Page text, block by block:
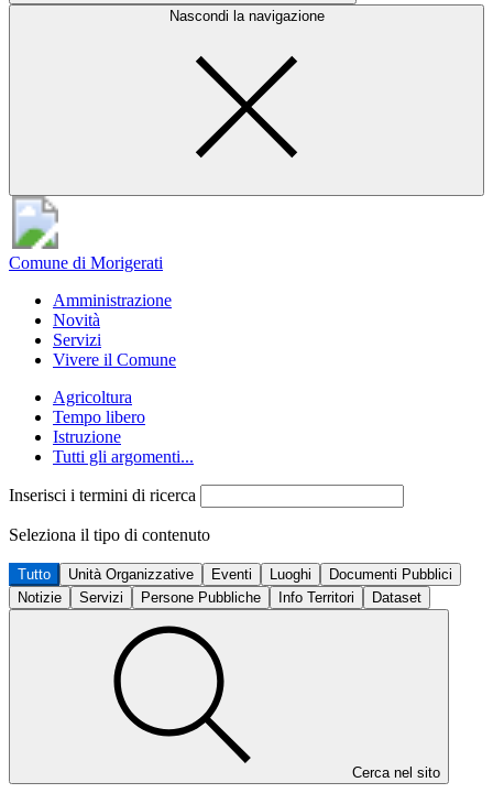
Nascondi la navigazione
Comune di Morigerati
Amministrazione
Novità
Servizi
Vivere il Comune
Agricoltura
Tempo libero
Istruzione
Tutti gli argomenti...
Inserisci i termini di ricerca
Seleziona il tipo di contenuto
Tutto Unità Organizzative Eventi Luoghi
Documenti Pubblici
Notizie
Servizi Persone Pubbliche Info Territori Dataset
Cerca nel sito